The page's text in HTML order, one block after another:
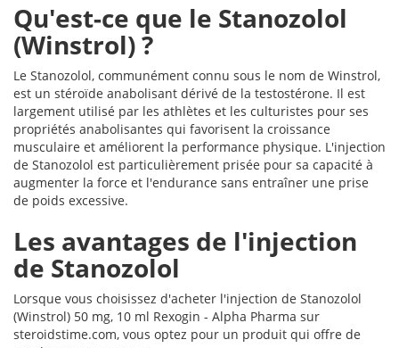
Qu'est-ce que le Stanozolol
(Winstrol) ?
Le Stanozolol, communément connu sous le nom de Winstrol,
est un stéroïde anabolisant dérivé de la testostérone. Il est
largement utilisé par les athlètes et les culturistes pour ses
propriétés anabolisantes qui favorisent la croissance
musculaire et améliorent la performance physique. L'injection
de Stanozolol est particulièrement prisée pour sa capacité à
augmenter la force et l'endurance sans entraîner une prise
de poids excessive.
Les avantages de l'injection
de Stanozolol
Lorsque vous choisissez d'acheter l'injection de Stanozolol
(Winstrol) 50 mg, 10 ml Rexogin - Alpha Pharma sur
steroidstime.com, vous optez pour un produit qui offre de